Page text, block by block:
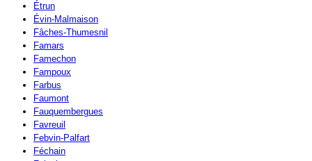
Étrun
Évin-Malmaison
Fâches-Thumesnil
Famars
Famechon
Fampoux
Farbus
Faumont
Fauquembergues
Favreuil
Febvin-Palfart
Féchain